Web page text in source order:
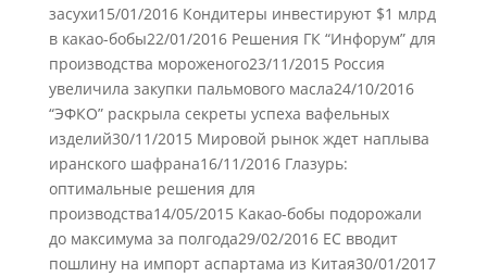
засухи15/01/2016 Кондитеры инвестируют $1 млрд
в какао-бобы22/01/2016 Решения ГК “Инфорум” для
производства мороженого23/11/2015 Россия
увеличила закупки пальмового масла24/10/2016
“ЭФКО” раскрыла секреты успеха вафельных
изделий30/11/2015 Мировой рынок ждет наплыва
иранского шафрана16/11/2016 Глазурь:
оптимальные решения для
производства14/05/2015 Какао-бобы подорожали
до максимума за полгода29/02/2016 ЕС вводит
пошлину на импорт аспартама из Китая30/01/2017